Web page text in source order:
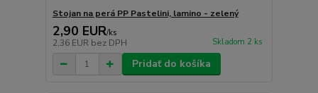
Stojan na perá PP Pastelini, lamino - zelený
2,90 EUR/ks
2,36 EUR bez DPH Skladom 2 ks
Pridať do košíka